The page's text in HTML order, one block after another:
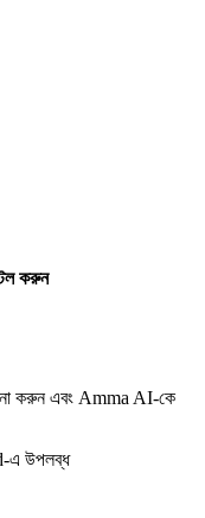
করুন
করুন এবং Amma AI-কে
এ উপলব্ধ